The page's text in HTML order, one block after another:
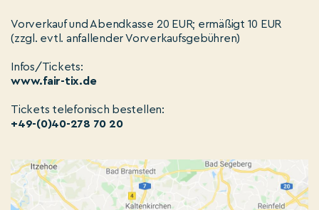
Vorverkauf und Abendkasse 20 EUR; ermäßigt 10 EUR
(zzgl. evtl. anfallender Vorverkaufsgebühren)
Infos/Tickets:
www.fair-tix.de
Tickets telefonisch bestellen:
+49-(0)40-278 70 20